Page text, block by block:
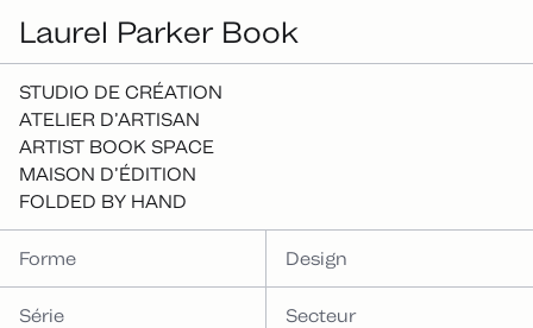
Laurel Parker Book
STUDIO DE CRÉATION
ATELIER D’ARTISAN
ARTIST BOOK SPACE
MAISON D’ÉDITION
FOLDED BY HAND
Forme Design
Série
Secteur